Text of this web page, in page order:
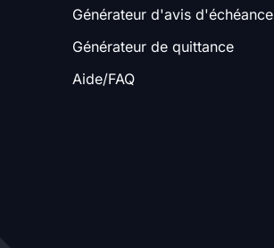
Générateur d'avis d'échéance
Générateur de quittance
Aide/FAQ